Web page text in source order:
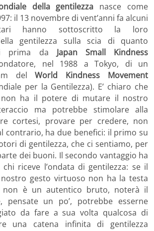
della gentilezza nasce come
il 13 novembre di vent’anni fa alcuni
hanno sottoscritto la loro
gentilezza sulla scia di quanto
prima da Japan Small Kindness
nel 1988 a Tokyo, di un
del World Kindness Movement
per la Gentilezza). E’ chiaro che
ha il potere di mutare il nostro
ma potrebbe stimolare alla
cortesi, provare per credere, non
contrario, ha due benefici: il primo su
di gentilezza, che ci sentiamo, per
dei buoni. Il secondo vantaggio ha
riceve l’ondata di gentilezza: se il
gesto virtuoso non ha la testa
è un autentico bruto, noterà il
pensate un po’, potrebbe esserne
da fare a sua volta qualcosa di
una catena infinita di gentilezza